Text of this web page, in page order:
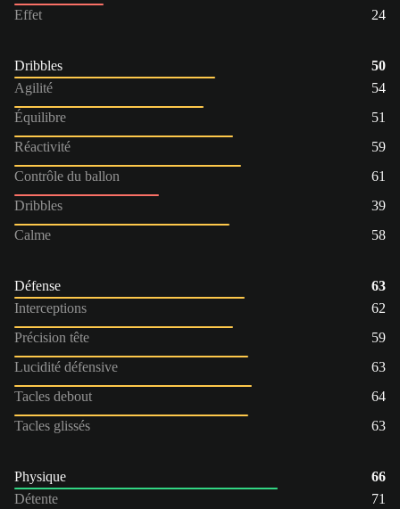
Effet
24
Dribbles
50
Agilité
54
Équilibre
51
Réactivité
59
Contrôle du ballon
61
Dribbles
39
Calme
58
Défense
63
Interceptions
62
Précision tête
59
Lucidité défensive
63
Tacles debout
64
Tacles glissés
63
Physique
66
Détente
71